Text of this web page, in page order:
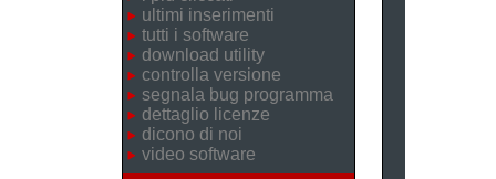
ultimi inserimenti
tutti i software
download utility
controlla versione
segnala bug programma
dettaglio licenze
dicono di noi
video software